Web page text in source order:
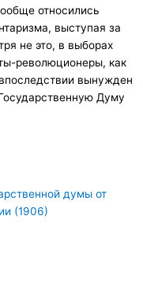
относились
выступая за
не это, в выборах
революционеры, как
вынужден
Думу